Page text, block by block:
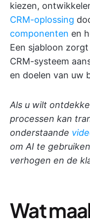
kiezen,
CRM-oplossing
componenten en
Een sjabloon
CRM-systeem
en doelen van uw
Als u wilt
processen kan
onderstaande
om AI te
verhogen en de
Wat